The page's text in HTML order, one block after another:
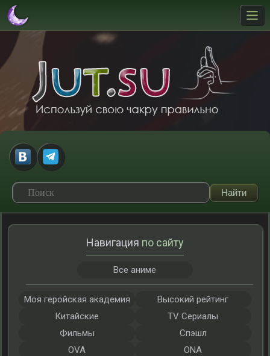
Навигация по сайту
Все аниме
Моя геройская академия
Высокий рейтинг
Китайские
TV Сериалы
Фильмы
Спэшл
OVA
ONA